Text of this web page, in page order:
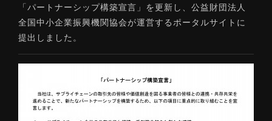
「パートナーシップ構築宣言」を更新し、公益財団法人
全国中小企業振興機関協会が運営するポータルサイトに
提出しました。